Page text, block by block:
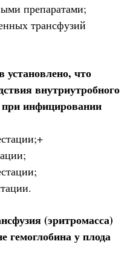
препаратами;
трансфузий
что
внутриутробного
инфицировании
(эритромасса)
гемоглобина у плода